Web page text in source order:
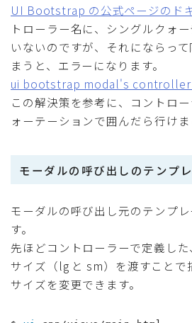
UI Bootstrap の公式ページのド
トローラー名に、シングルクォ
いないのですが、それにならっ
まうと、エラーになります。
ui bootstrap modal's
この解決策を参考に、コントロ
ォーテーションで囲んだら行けま
モーダルの呼び出しのテンプ
モーダルの呼び出し元のテンプ
す。
先ほどコントローラーで定義し
サイズ（lg と sm）を渡すことで
サイズを変更できます。